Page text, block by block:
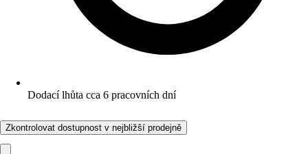
Dodací lhůta cca 6 pracovních dní
Zkontrolovat dostupnost v nejbližší prodejně